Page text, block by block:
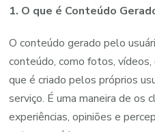
1. O que é Conteúdo
O conteúdo gerado pelo
conteúdo, como fotos,
que é criado pelos próprios
serviço. É uma maneira de os
experiências, opiniões e